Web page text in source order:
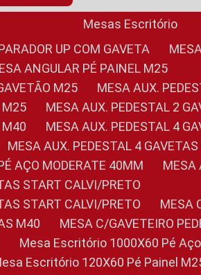
Mesas Escritório
UP COM GAVETA
MESA ANGULAR PÉ PAINEL M25
M25
MESA AUX.
M25
MESA AUX. PEDESTAL 2
M40
MESA AUX. PEDESTAL 4
MESA AUX. PEDESTAL 4
AÇO MODERATE 40MM
START CALVI/PRETO
START CALVI/PRETO
M40
MESA C/GAVETEIRO
Mesa Escritório 1000X60 Pé
Mesa Escritório 120X60 Pé Painel